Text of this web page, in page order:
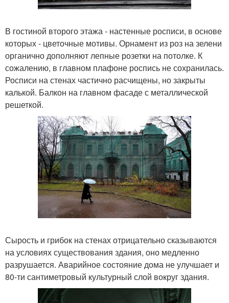
В гостиной второго этажа - настенные росписи, в основе
которых - цветочные мотивы. Орнамент из роз на зелени
органично дополняют лепные розетки на потолке. К
сожалению, в главном плафоне роспись не сохранилась.
Росписи на стенах частично расчищены, но закрыты
калькой. Балкон на главном фасаде с металлической
решеткой.
Сырость и грибок на стенах отрицательно сказываются
на условиях существования здания, оно медленно
разрушается. Аварийное состояние дома не улучшает и
80-ти сантиметровый культурный слой вокруг здания.